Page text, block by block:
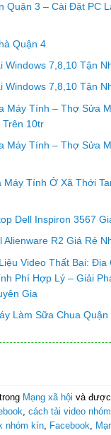
Quận 3 – Cài Đặt PC
Quận 4
Windows 7,8,10 Tận
Windows 7,8,10 Tận
Máy Tính – Thợ Sửa
10tr
Máy Tính – Thợ Sửa
Máy Tính Ở Xã Thới
Dell Inspiron 3567
Alienware R2 Giá Rẻ
Video Thất Bại: Địa
Phí Hợp Lý – Giải
Gia
Làm Sữa Chua Quận
Mạng xã hội và
cách tải video
nhóm kín Facebook